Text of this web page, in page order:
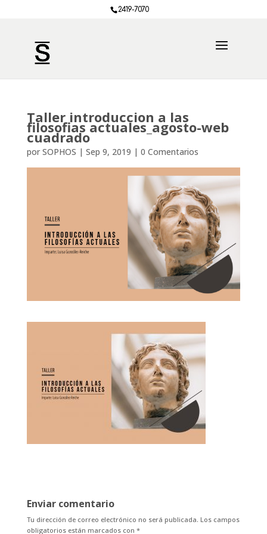
2419-7070
Taller introduccion a las
filosofias actuales_agosto-web
cuadrado
por SOPHOS | Sep 9, 2019 | 0 Comentarios
Enviar comentario
Tu dirección de correo electrónico no será publicada. Los campos
obligatorios están marcados con *